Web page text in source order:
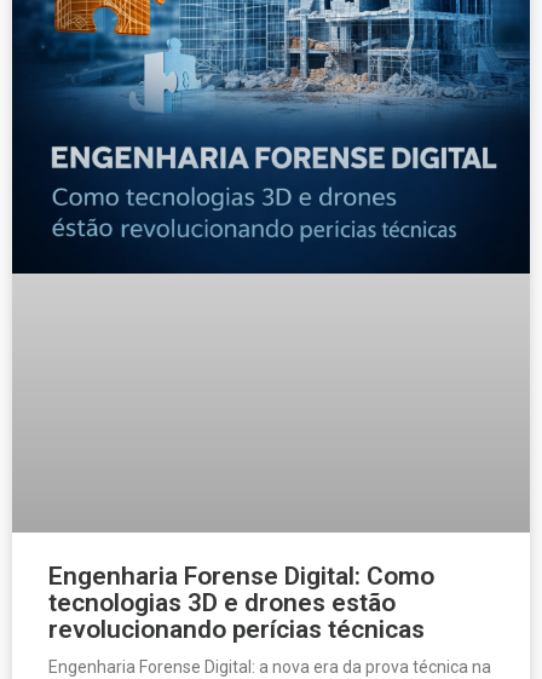
Engenharia Forense Digital: Como
tecnologias 3D e drones estão
revolucionando perícias técnicas
Engenharia Forense Digital: a nova era da prova técnica na